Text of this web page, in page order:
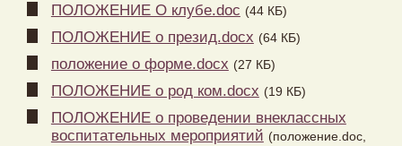
ПОЛОЖЕНИЕ О клубе.doc (44 КБ)
ПОЛОЖЕНИЕ о презид.docx (64 КБ)
положение о форме.docx (27 КБ)
ПОЛОЖЕНИЕ о род ком.docx (19 КБ)
ПОЛОЖЕНИЕ о проведении внеклассных
воспитательных мероприятий (положение.doc,